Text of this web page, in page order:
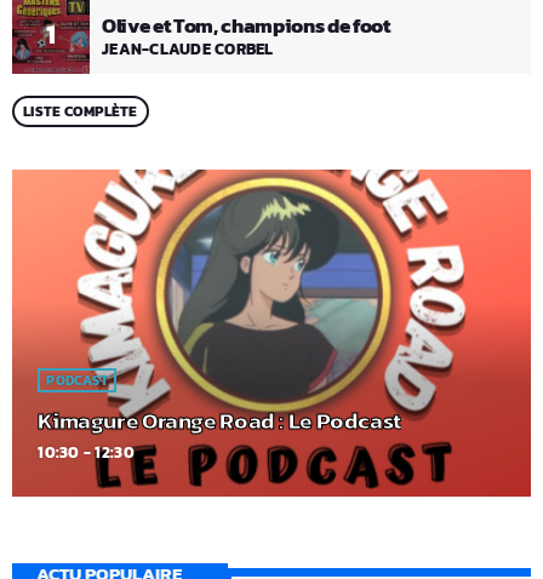
1 Olive et Tom, champions de foot
JEAN-CLAUDE CORBEL
LISTE COMPLÈTE
PODCAST
Kimagure Orange Road : Le Podcast
10:30 - 12:30